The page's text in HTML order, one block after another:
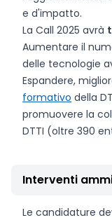
e d'impatto.
La Call 2025 avrà
Aumentare il
delle tecnologie
Espandere,
formativo della
promuovere la
DTTI (oltre 390
Interventi
Le candidature